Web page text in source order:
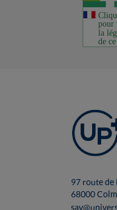
97 route de
68000